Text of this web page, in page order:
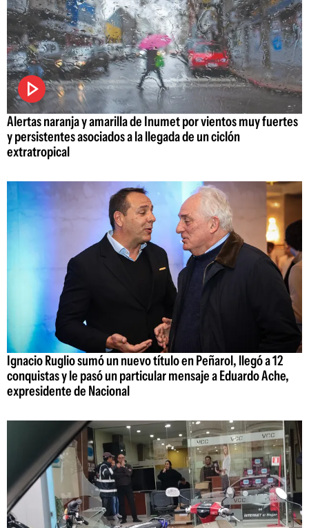
Alertas naranja y amarilla de Inumet por vientos muy fuertes
y persistentes asociados a la llegada de un ciclón
extratropical
Ignacio Ruglio sumó un nuevo título en Peñarol, llegó a 12
conquistas y le pasó un particular mensaje a Eduardo Ache,
expresidente de Nacional